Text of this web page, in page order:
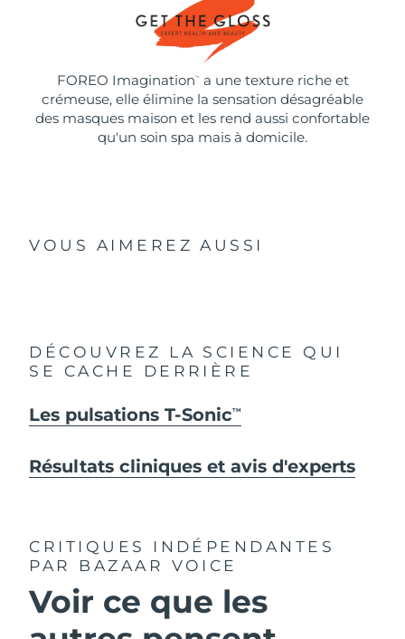
FOREO Imagination ™
a une texture riche et
crémeuse, elle élimine la sensation désagréable
des masques maison et les rend aussi confortable
qu'un soin spa mais à domicile.
VOUS AIMEREZ AUSSI
DÉCOUVREZ LA SCIENCE QUI
SE CACHE DERRIÈRE
Les pulsations T-SonicTM
Résultats cliniques et avis d'experts
CRITIQUES INDÉPENDANTES
PAR BAZAAR VOICE
Voir ce que les